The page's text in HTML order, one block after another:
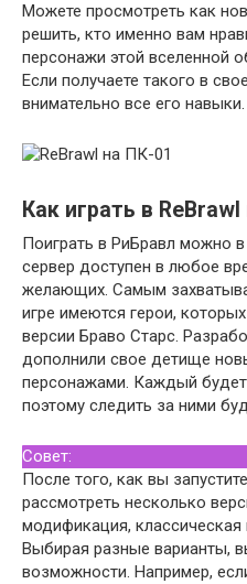
Можете просмотреть как
решить, кто именно вам
персонажи этой вселенной
Если получаете такого в
внимательно все его навыки.
Как играть в
Поиграть в РиБравл можно
сервер доступен в любое
желающих. Самым
игре имеются герои,
версии Браво Старс.
дополнили свое детище
персонажами. Каждый
поэтому следить за ними
Совет:
После того, как вы
рассмотреть несколько
модификация, классическая
Выбирая разные варианты,
возможности. Например,